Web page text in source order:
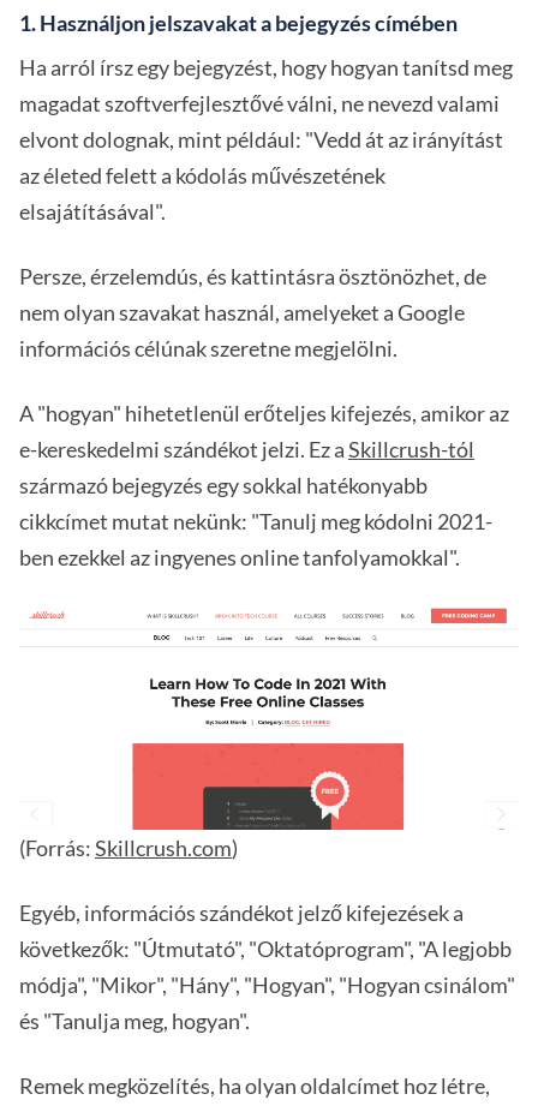
1. Használjon jelszavakat a bejegyzés címében
Ha arról írsz egy bejegyzést, hogy hogyan tanítsd meg
magadat szoftverfejlesztővé válni, ne nevezd valami
elvont dolognak, mint például: "Vedd át az irányítást
az életed felett a kódolás művészetének
elsajátításával".
Persze, érzelemdús, és kattintásra ösztönözhet, de
nem olyan szavakat használ, amelyeket a Google
információs célúnak szeretne megjelölni.
A "hogyan" hihetetlenül erőteljes kifejezés, amikor az
e-kereskedelmi szándékot jelzi. Ez aSkillcrush-tól
származó bejegyzés egy sokkal hatékonyabb
cikkcímet mutat nekünk: "Tanulj meg kódolni 2021-
ben ezekkel az ingyenes online tanfolyamokkal".
(Forrás:Skillcrush.com)
Egyéb, információs szándékot jelző kifejezések a
következők: "Útmutató", "Oktatóprogram", "A legjobb
módja", "Mikor", "Hány", "Hogyan", "Hogyan csinálom"
és "Tanulja meg, hogyan".
Remek megközelítés, ha olyan oldalcímet hoz létre,